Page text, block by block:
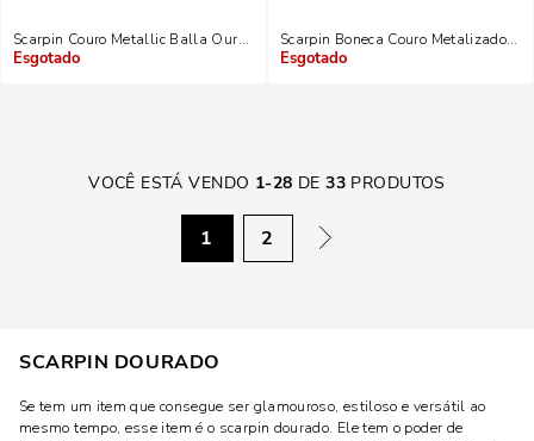
Scarpin Couro Metallic Balla Ouro Light
Indisponível
Scarpin Boneca Couro Metalizado
Indisponível
VOCÊ ESTÁ VENDO 1-28 DE33 PRODUTOS
1 2
SCARPIN DOURADO
Se tem um item que consegue ser glamouroso, estiloso e versátil ao
mesmo tempo, esse item é o scarpin dourado. Ele tem o poder de